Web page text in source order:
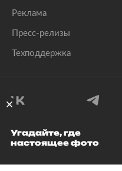
Реклама
Пресс-релизы
Техподдержка
© 1999–2026
Угадайте, где
настоящее фото